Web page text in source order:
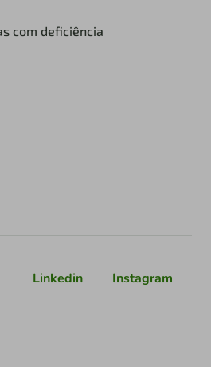
com deficiência
Linkedin Instagram